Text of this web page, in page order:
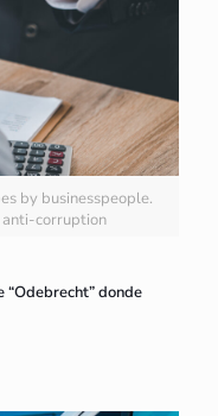
by businesspeople.
corruption
“Odebrecht” donde